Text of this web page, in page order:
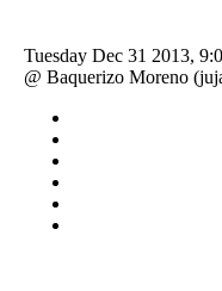
Tuesday Dec 31 2013,
@ Baquerizo Moreno